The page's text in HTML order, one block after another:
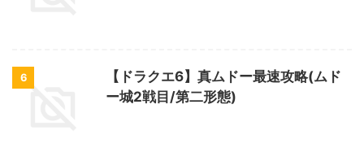
6
【ドラクエ6】真ムドー最速攻略(ムド
ー城2戦目/第二形態)